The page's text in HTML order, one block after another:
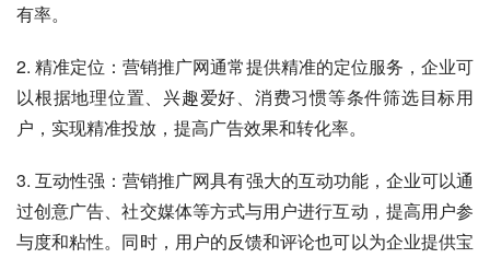
有率。
2. 精准定位：营销推广网通常提供精准的定位服务，企业可
以根据地理位置、兴趣爱好、消费习惯等条件筛选目标用
户，实现精准投放，提高广告效果和转化率。
3. 互动性强：营销推广网具有强大的互动功能，企业可以通
过创意广告、社交媒体等方式与用户进行互动，提高用户参
与度和粘性。同时，用户的反馈和评论也可以为企业提供宝